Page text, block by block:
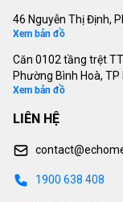
46 Nguyễn Thị Định,
Xem bản đồ
Căn 0102 tầng trệt
Phường Bình Hoà, TP
Xem bản đồ
LIÊN HỆ
1900 638 408